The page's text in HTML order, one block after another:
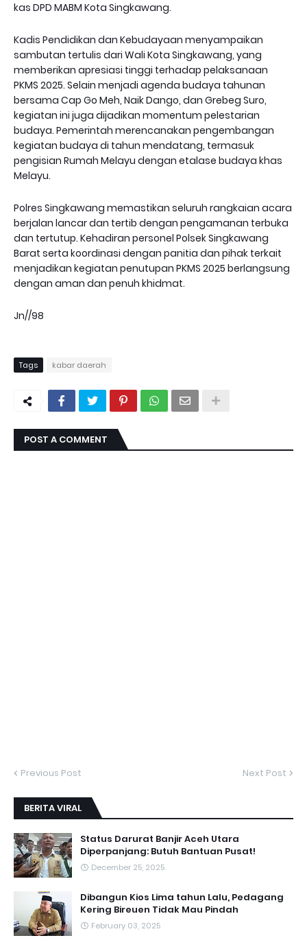
kas DPD MABM Kota Singkawang.
Kadis Pendidikan dan Kebudayaan menyampaikan
sambutan tertulis dari Wali Kota Singkawang, yang
memberikan apresiasi tinggi terhadap pelaksanaan
PKMS 2025. Selain menjadi agenda budaya tahunan
bersama Cap Go Meh, Naik Dango, dan Grebeg Suro,
kegiatan ini juga dijadikan momentum pelestarian
budaya. Pemerintah merencanakan pengembangan
kegiatan budaya di tahun mendatang, termasuk
pengisian Rumah Melayu dengan etalase budaya khas
Melayu.
Polres Singkawang memastikan seluruh rangkaian acara
berjalan lancar dan tertib dengan pengamanan terbuka
dan tertutup. Kehadiran personel Polsek Singkawang
Barat serta koordinasi dengan panitia dan pihak terkait
menjadikan kegiatan penutupan PKMS 2025 berlangsung
dengan aman dan penuh khidmat.
Jn//98
Tags kabar daerah
POST A COMMENT
Previous Post Next Post
BERITA VIRAL
Status Darurat Banjir Aceh Utara
Diperpanjang: Butuh Bantuan Pusat!
December 25, 2025
Dibangun Kios Lima tahun Lalu, Pedagang
Kering Bireuen Tidak Mau Pindah
February 03, 2025